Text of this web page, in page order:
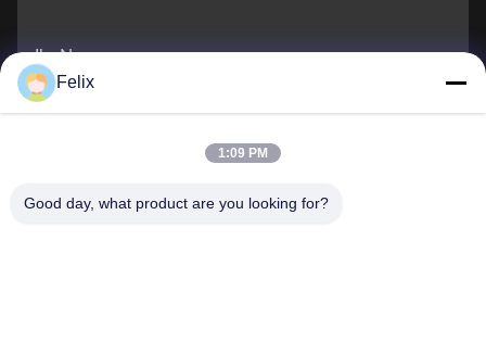
Ihr Name
E-Mail*
Felix
1:09 PM
Good day, what product are you looking for?